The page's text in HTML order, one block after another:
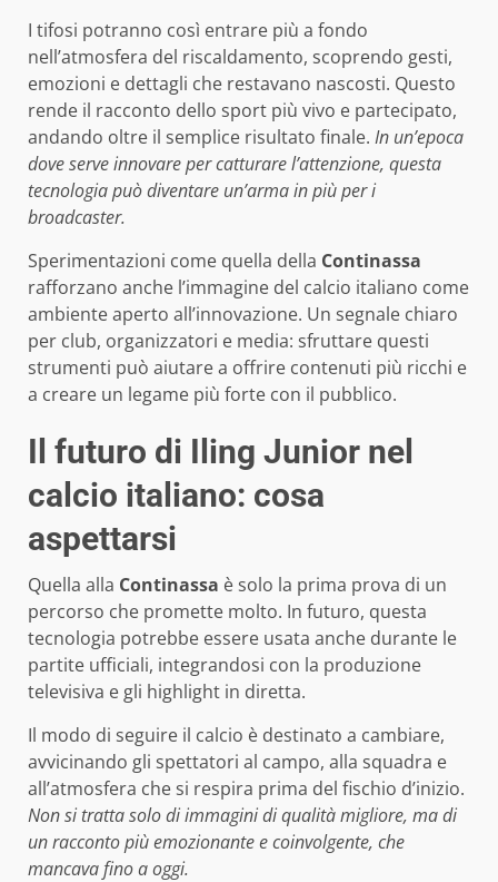
I tifosi potranno così entrare più a fondo
nell’atmosfera del riscaldamento, scoprendo gesti,
emozioni e dettagli che restavano nascosti. Questo
rende il racconto dello sport più vivo e partecipato,
andando oltre il semplice risultato finale. In un’epoca
dove serve innovare per catturare l’attenzione, questa
tecnologia può diventare un’arma in più per i
broadcaster.
Sperimentazioni come quella della Continassa
rafforzano anche l’immagine del calcio italiano come
ambiente aperto all’innovazione. Un segnale chiaro
per club, organizzatori e media: sfruttare questi
strumenti può aiutare a offrire contenuti più ricchi e
a creare un legame più forte con il pubblico.
Il futuro di Iling Junior nel
calcio italiano: cosa
aspettarsi
Quella alla Continassa è solo la prima prova di un
percorso che promette molto. In futuro, questa
tecnologia potrebbe essere usata anche durante le
partite ufficiali, integrandosi con la produzione
televisiva e gli highlight in diretta.
Il modo di seguire il calcio è destinato a cambiare,
avvicinando gli spettatori al campo, alla squadra e
all’atmosfera che si respira prima del fischio d’inizio.
Non si tratta solo di immagini di qualità migliore, ma di
un racconto più emozionante e coinvolgente, che
mancava fino a oggi.